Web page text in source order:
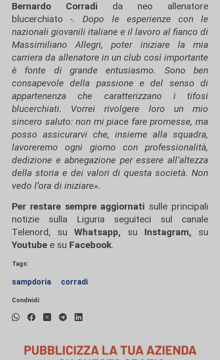
Bernardo Corradi da neo allenatore
blucerchiato-. Dopo le esperienze con le
nazionali giovanili italiane e il lavoro al fianco di
Massimiliano Allegri, poter iniziare la mia
carriera da allenatore in un club così importante
è fonte di grande entusiasmo. Sono ben
consapevole della passione e del senso di
appartenenza che caratterizzano i tifosi
blucerchiati. Vorrei rivolgere loro un mio
sincero saluto: non mi piace fare promesse, ma
posso assicurarvi che, insieme alla squadra,
lavoreremo ogni giorno con professionalità,
dedizione e abnegazione per essere all’altezza
della storia e dei valori di questa società. Non
vedo l’ora di iniziare».
Per restare sempre aggiornati sulle principali
notizie sulla Liguria seguiteci sul canale
Telenord, su
Whatsapp, su Instagram, su
Youtube e su Facebook.
Tags:
sampdoria corradi
Condividi: